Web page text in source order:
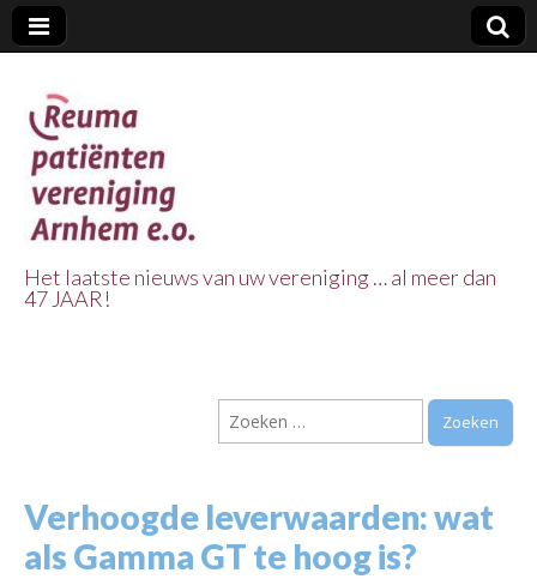
Vereniging
Arnhem e.o.
Het laatste nieuws van uw vereniging … al meer dan
47 JAAR!
Zoeken
naar:
Verhoogde leverwaarden: wat
als Gamma GT te hoog is?